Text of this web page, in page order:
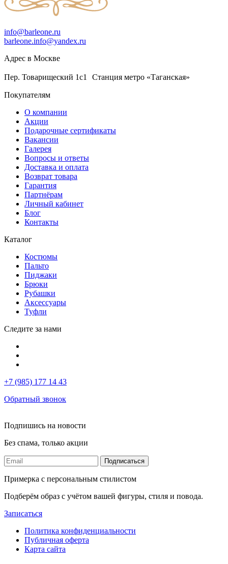
info@barleone.ru
barleone.info@yandex.ru
Адрес в Москве
Пер. Товарищеский 1с1 Станция метро «Таганская»
Покупателям
О компании
Акции
Подарочные сертификаты
Вакансии
Галерея
Вопросы и ответы
Доставка и оплата
Возврат товара
Гарантия
Партнёрам
Личный кабинет
Блог
Контакты
Каталог
Костюмы
Пальто
Пиджаки
Брюки
Рубашки
Аксессуары
Туфли
Следите за нами
+7 (985) 177 14 43
Обратный звонок
Подпишись на новости
Без спама, только акции
Подписаться
Примерка с персональным стилистом
Подберём образ с учётом вашей фигуры, стиля и повода.
Записаться
Политика конфиденциальности
Публичная оферта
Карта сайта